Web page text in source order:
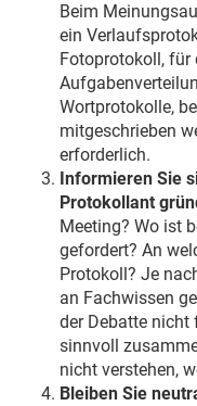
Beim
ein
Fotoprotokoll, für
Wortprotokolle,
mitgeschrieben
erforderlich.
Informieren Sie
Protokollant
Meeting? Wo ist
gefordert? An
Protokoll? Je
an Fachwissen
der Debatte nicht
sinnvoll
nicht verstehen,
Bleiben Sie